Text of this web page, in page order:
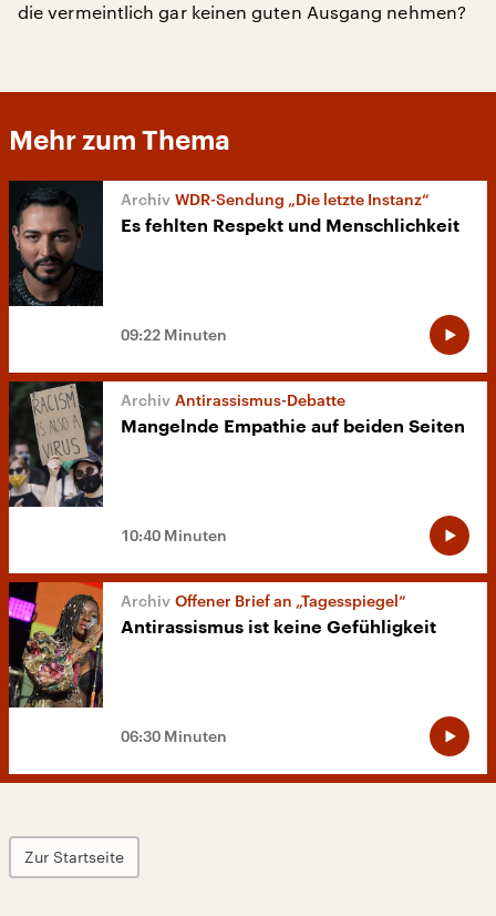
die vermeintlich gar keinen guten Ausgang nehmen?
Mehr zum Thema
WDR-Sendung „Die letzte Instanz“
Es fehlten Respekt und Menschlichkeit
09:22 Minuten
Antirassismus-Debatte
Mangelnde Empathie auf beiden Seiten
10:40 Minuten
Offener Brief an „Tagesspiegel“
Antirassismus ist keine Gefühligkeit
06:30 Minuten
Zur Startseite